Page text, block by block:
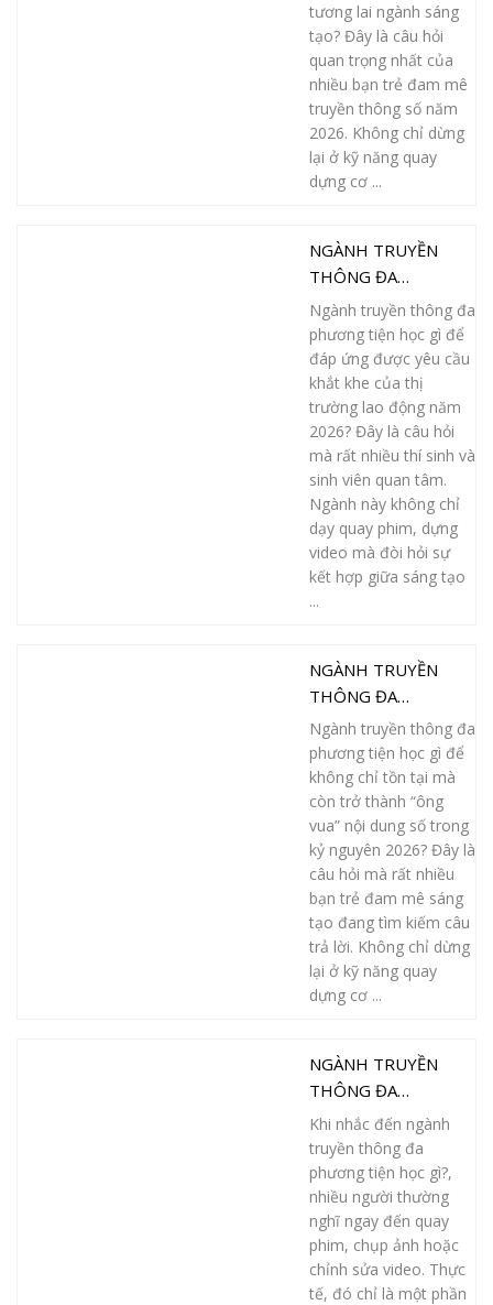
tương lai ngành sáng
tạo? Đây là câu hỏi
quan trọng nhất của
nhiều bạn trẻ đam mê
truyền thông số năm
2026. Không chỉ dừng
lại ở kỹ năng quay
dựng cơ ...
NGÀNH TRUYỀN
THÔNG ĐA
PHƯƠNG TIỆN HỌC
GÌ? 5 MÔN HỌC
ĐƯỢC XEM LÀ “KHÓ
NHẰN” NHẤT
Ngành truyền thông đa
phương tiện học gì để
đáp ứng được yêu cầu
khắt khe của thị
trường lao động năm
2026? Đây là câu hỏi
mà rất nhiều thí sinh và
sinh viên quan tâm.
Ngành này không chỉ
dạy quay phim, dựng
video mà đòi hỏi sự
kết hợp giữa sáng tạo
...
NGÀNH TRUYỀN
THÔNG ĐA
PHƯƠNG TIỆN HỌC
GÌ ĐỂ TRỞ THÀNH
“ÔNG VUA” NỘI
DUNG SỐ?
Ngành truyền thông đa
phương tiện học gì để
không chỉ tồn tại mà
còn trở thành “ông
vua” nội dung số trong
kỷ nguyên 2026? Đây là
câu hỏi mà rất nhiều
bạn trẻ đam mê sáng
tạo đang tìm kiếm câu
trả lời. Không chỉ dừng
lại ở kỹ năng quay
dựng cơ ...
NGÀNH TRUYỀN
THÔNG ĐA
PHƯƠNG TIỆN HỌC
GÌ? KHÔNG PHẢI
CHỈ QUAY PHIM VÀ
CHỈNH SỬA NHƯ
BẠN NGHĨ!
Khi nhắc đến ngành
truyền thông đa
phương tiện học gì?,
nhiều người thường
nghĩ ngay đến quay
phim, chụp ảnh hoặc
chỉnh sửa video. Thực
tế, đó chỉ là một phần